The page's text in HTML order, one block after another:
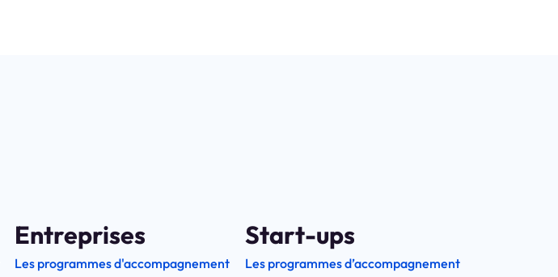
Entreprises
Les programmes d'accompagnement
Start-ups
Les programmes d’accompagnement